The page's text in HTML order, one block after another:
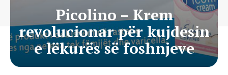
Picolino – Krem
revolucionar për kujdesin
e lëkurës së foshnjeve